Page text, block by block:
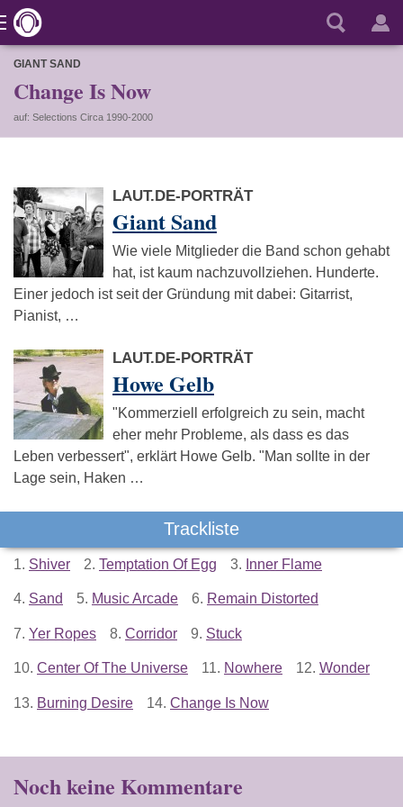
GIANT SAND
Change Is Now
auf: Selections Circa 1990-2000
LAUT.DE-PORTRÄT
Giant Sand
Wie viele Mitglieder die Band schon gehabt
hat, ist kaum nachzuvollziehen. Hunderte.
Einer jedoch ist seit der Gründung mit dabei: Gitarrist,
Pianist, …
LAUT.DE-PORTRÄT
Howe Gelb
"Kommerziell erfolgreich zu sein, macht
eher mehr Probleme, als dass es das
Leben verbessert", erklärt Howe Gelb. "Man sollte in der
Lage sein, Haken …
Trackliste
1. Shiver 2. Temptation Of Egg 3. Inner Flame
4. Sand 5. Music Arcade 6. Remain Distorted
7. Yer Ropes 8. Corridor 9. Stuck
10. Center Of The Universe 11. Nowhere 12. Wonder
13. Burning Desire 14. Change Is Now
Noch keine Kommentare